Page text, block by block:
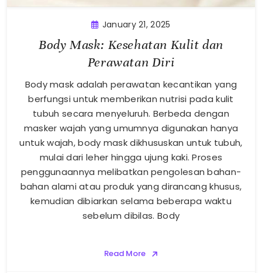
January 21, 2025
Body Mask: Kesehatan Kulit dan
Perawatan Diri
Body mask adalah perawatan kecantikan yang
berfungsi untuk memberikan nutrisi pada kulit
tubuh secara menyeluruh. Berbeda dengan
masker wajah yang umumnya digunakan hanya
untuk wajah, body mask dikhususkan untuk tubuh,
mulai dari leher hingga ujung kaki. Proses
penggunaannya melibatkan pengolesan bahan-
bahan alami atau produk yang dirancang khusus,
kemudian dibiarkan selama beberapa waktu
sebelum dibilas. Body
Read More